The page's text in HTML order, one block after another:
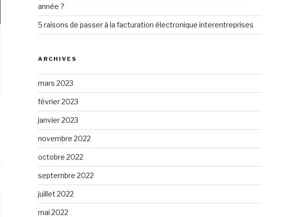
année ?
5 raisons de passer à la facturation électronique interentreprises
ARCHIVES
mars 2023
février 2023
janvier 2023
novembre 2022
octobre 2022
septembre 2022
juillet 2022
mai 2022